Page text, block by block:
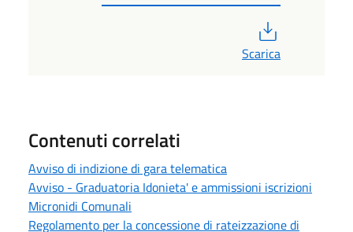
Scarica
Contenuti correlati
Avviso di indizione di gara telematica
Avviso - Graduatoria Idonieta' e ammissioni iscrizioni
Micronidi Comunali
Regolamento per la concessione di rateizzazione di